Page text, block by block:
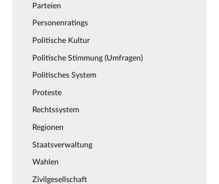
Parteien
Personenratings
Politische Kultur
Politische Stimmung (Umfragen)
Politisches System
Proteste
Rechtssystem
Regionen
Staatsverwaltung
Wahlen
Zivilgesellschaft